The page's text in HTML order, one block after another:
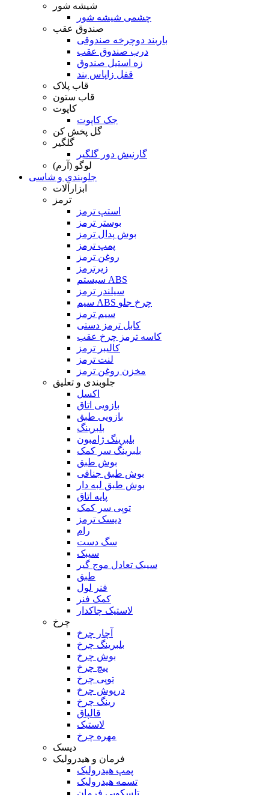
شیشه شور
چشمی شیشه شور
صندوق عقب
باربند دوچرخه صندوقی
درب صندوق عقب
زه استیل صندوق
قفل زاپاس بند
قاب پلاک
قاب ستون
کاپوت
جک کاپوت
گل پخش کن
گلگیر
گارنیش دور گلگیر
لوگو (آرم)
جلوبندی و شاسی
ابزارآلات
ترمز
استپ ترمز
بوستر ترمز
بوش پدال ترمز
پمپ ترمز
روغن ترمز
زیرترمز
سیستم ABS
سیلندر ترمز
سیم ABS چرخ جلو
سیم ترمز
کابل ترمز دستی
کاسه ترمز چرخ عقب
کالیبر ترمز
لنت ترمز
مخزن روغن ترمز
جلوبندی و تعلیق
اکسل
بازویی اتاق
بازویی طبق
بلبرینگ
بلبرینگ ژامبون
بلبرینگ سر کمک
بوش طبق
بوش طبق جناقی
بوش طبق لبه دار
پایه اتاق
توپی سر کمک
دیسک ترمز
رام
سگ دست
سیبک
سیبک تعادل موج گیر
طبق
فنر لول
کمک فنر
لاستیک چاکدار
چرخ
آچار چرخ
بلبرینگ چرخ
بوش چرخ
پیچ چرخ
توپی چرخ
درپوش چرخ
رینگ چرخ
قالپاق
لاستیک
مهره چرخ
دیسک
فرمان و هیدرولیک
پمپ هیدرولیک
تسمه هیدرولیک
تلسکوپی فرمان